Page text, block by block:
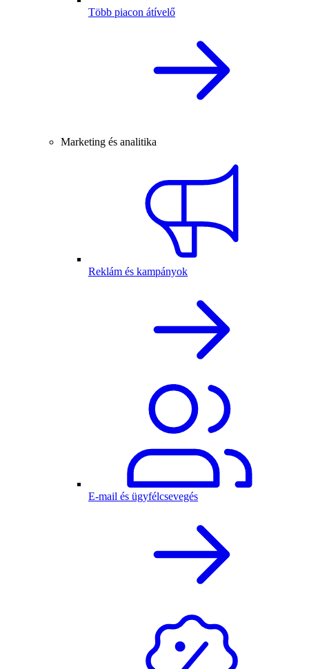
Több piacon átívelő
Marketing és analitika
Reklám és kampányok
E-mail és ügyfélcsevegés